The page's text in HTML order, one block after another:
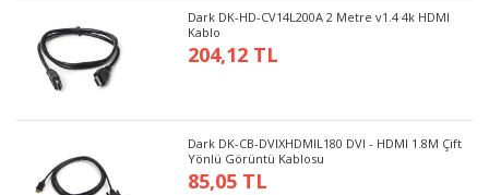
Dark DK-HD-CV14L200A 2 Metre v1.4 4k HDMI
Kablo
204,12 TL
Dark DK-CB-DVIXHDMIL180 DVI - HDMI 1.8M Çift
Yönlü Görüntü Kablosu
85,05 TL